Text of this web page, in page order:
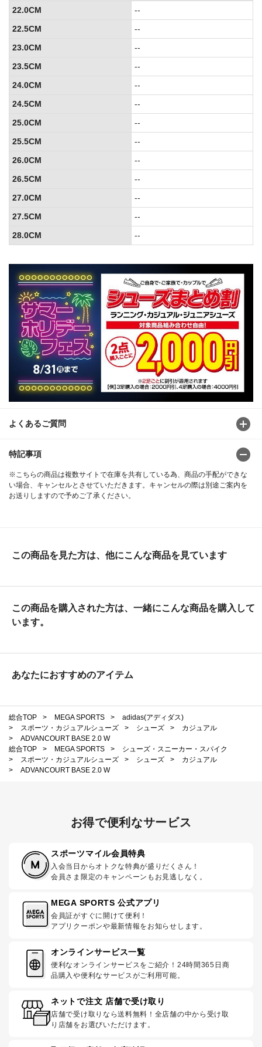
よくあるご質問
特記事項
※こちらの商品は複数サイトで在庫を共有している為、商品の手配ができな
い場合、キャンセルとさせていただきます。キャンセルの際は別途ご案内を
お送りしますので予めご了承ください。
22.0CM
--
22.5CM
--
23.0CM
--
23.5CM
--
24.0CM
--
24.5CM
--
25.0CM
--
25.5CM
--
26.0CM
--
26.5CM
--
27.0CM
--
27.5CM
--
28.0CM
--
この商品を見た方は、他にこんな商品を見ています
この商品を購入された方は、一緒にこんな商品を購入して
います。
あなたにおすすめのアイテム
総合TOP > MEGA SPORTS >
adidas(アディダス)
>
スポーツ・カジュアルシューズ > シューズ >
カジュアル
>
ADVANCOURT BASE 2.0 W
総合TOP
> MEGA SPORTS >
シューズ・スニーカー・スパイク
>
スポーツ・カジュアルシューズ > シューズ >
カジュアル
>
ADVANCOURT BASE 2.0 W
お得で便利なサービス
スポーツマイル会員特典
入会当日からオトクな特典が盛りだくさん！
会員さま限定のキャンペーンもお見逃しなく。
MEGA SPORTS 公式アプリ
会員証がすぐに開けて便利！
アプリクーポンや最新情報をお知らせします。
オンラインサービス一覧
便利なオンラインサービスをご紹介！24時間365日商
品購入や便利なサービスがご利用可能。
ネットで注文 店舗で受け取り
店舗で受け取りなら送料無料！全店舗の中から受け取
り店舗をお選びいただけます。